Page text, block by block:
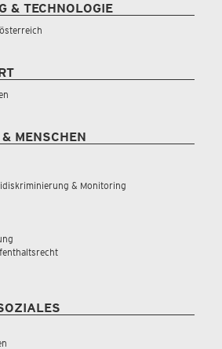
& TECHNOLOGIE
MENSCHEN
& Monitoring